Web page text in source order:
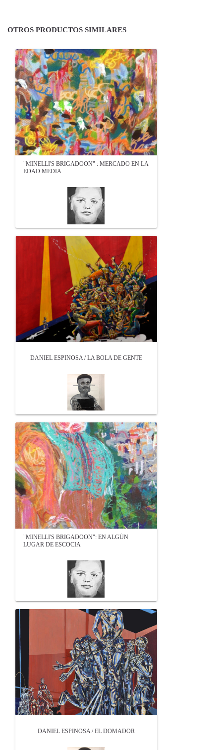
OTROS PRODUCTOS SIMILARES
"MINELLI'S BRIGADOON" : MERCADO EN LA
EDAD MEDIA
DANIEL ESPINOSA / LA BOLA DE GENTE
"MINELLI'S BRIGADOON": EN ALGÚN
LUGAR DE ESCOCIA
DANIEL ESPINOSA / EL DOMADOR